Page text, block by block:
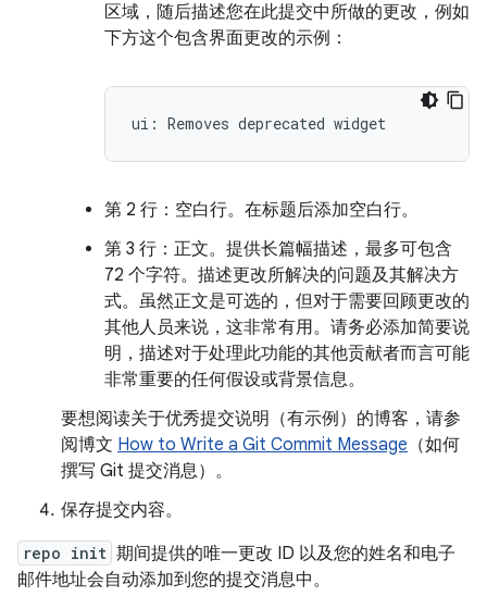
区域，随后描述您在此提交中所做的更改，例如
下方这个包含界面更改的示例：
ui : Removes deprecated widget
第 2 行：空白行。在标题后添加空白行。
第 3 行：正文。提供长篇幅描述，最多可包含
72 个字符。描述更改所解决的问题及其解决方
式。虽然正文是可选的，但对于需要回顾更改的
其他人员来说，这非常有用。请务必添加简要说
明，描述对于处理此功能的其他贡献者而言可能
非常重要的任何假设或背景信息。
要想阅读关于优秀提交说明（有示例）的博客，请参
阅博文 How to Write a Git Commit Message （如何
撰写 Git 提交消息）。
保存提交内容。
repo init 期间提供的唯一更改 ID 以及您的姓名和电子
邮件地址会自动添加到您的提交消息中。